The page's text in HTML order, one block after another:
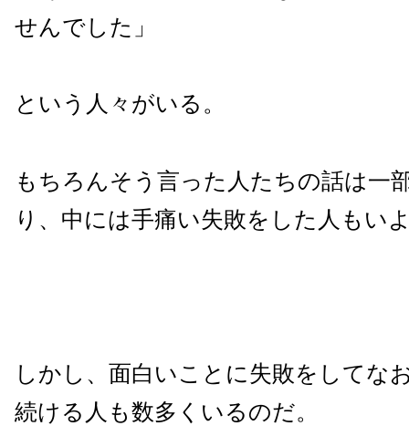
せんでした」
という人々がいる。
もちろんそう言った人たちの話は一
り、中には手痛い失敗をした人もい
しかし、面白いことに失敗をしてな
続ける人も数多くいるのだ。